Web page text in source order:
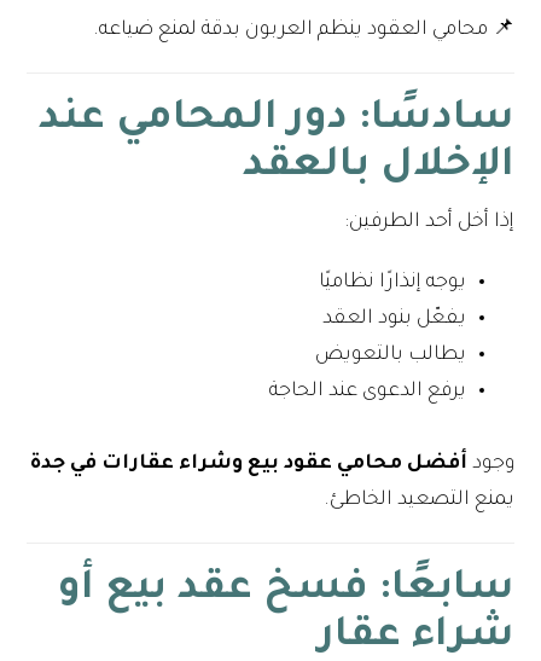
📌 محامي العقود ينظم العربون بدقة لمنع ضياعه.
سادسًا: دور المحامي عند
الإخلال بالعقد
إذا أخل أحد الطرفين:
يوجه إنذارًا نظاميًا
يفعّل بنود العقد
يطالب بالتعويض
يرفع الدعوى عند الحاجة
وجود أفضل محامي عقود بيع وشراء عقارات في جدة
يمنع التصعيد الخاطئ.
سابعًا: فسخ عقد بيع أو
شراء عقار